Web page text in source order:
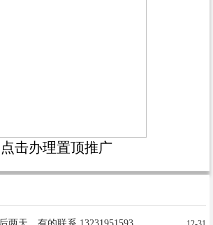
点击办理置顶推广